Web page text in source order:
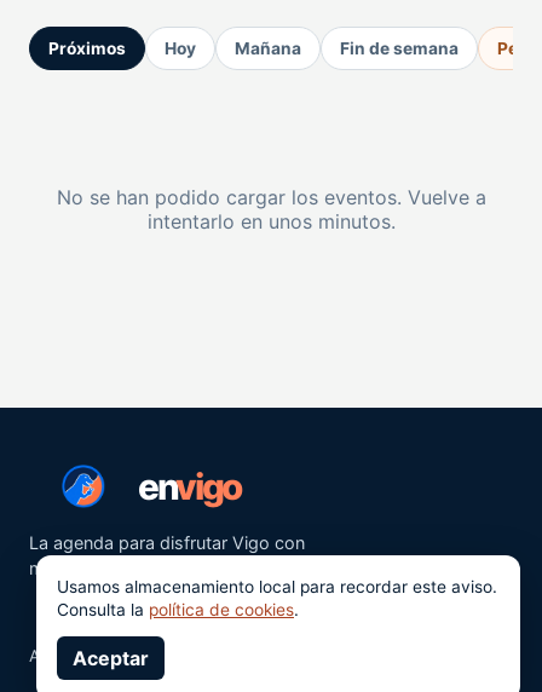
Próximos Hoy Mañana Fin de semana
No se han podido cargar los eventos. Vuelve a
intentarlo en unos minutos.
envigo
La agenda para disfrutar Vigo con
más ganas.
Aviso legalPrivacidad
Usamos almacenamiento local para recordar este aviso.
Consulta la política de cookies.
Aceptar